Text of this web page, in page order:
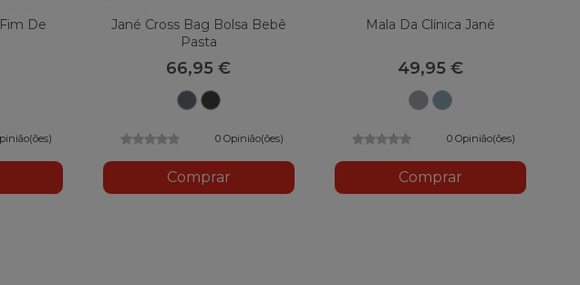
De
Jané Cross Bag Bolsa Bebê
Pasta
66,95 €
T34
Preto
T62
0 Opinião(ões)
Comprar
Mala Da Clínica Jané
49,95 €
U05
escuro
U76
0 Opinião(ões)
Comprar